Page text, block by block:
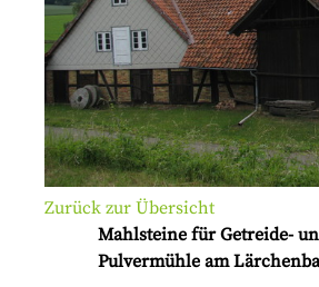
Zurück zur Übersicht
Mahlsteine für Getreide-
Pulvermühle am